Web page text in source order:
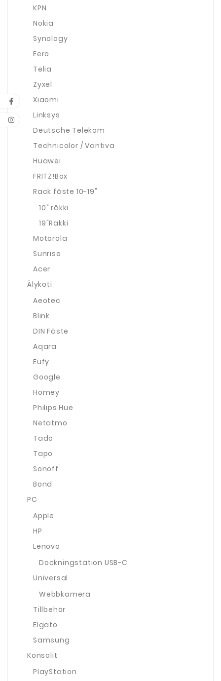
KPN
Nokia
Synology
Eero
Telia
Zyxel
Xiaomi
Linksys
Deutsche Telekom
Technicolor / Vantiva
Huawei
FRITZ!Box
Rack fäste 10-19"
10" räkki
19"Räkki
Motorola
Sunrise
Acer
Älykoti
Aeotec
Blink
DIN Fäste
Aqara
Eufy
Google
Homey
Philips Hue
Netatmo
Tado
Tapo
Sonoff
Bond
PC
Apple
HP
Lenovo
Dockningstation USB-C
Universal
Webbkamera
Tillbehör
Elgato
Samsung
Konsolit
PlayStation